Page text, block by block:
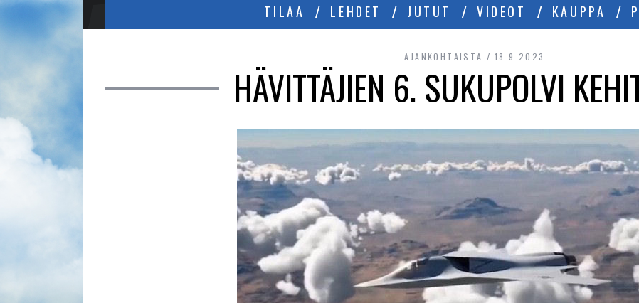
TILAA LEHDET JUTUT VIDEOT KAUPPA
AJANKOHTAISTA 18.9.2023
HÄVITTÄJIEN 6. SUKUPOLVI